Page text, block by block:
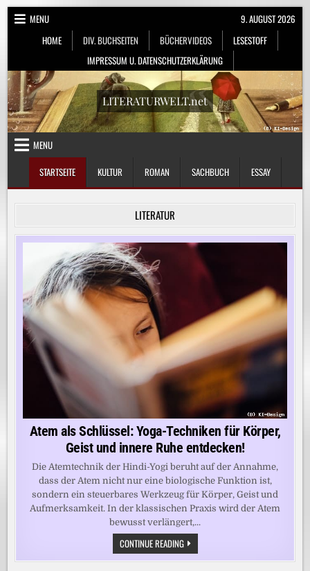
Skip
MENU
HOME
DIV. BUCHSEITEN BÜCHERVIDEOS
LESESTOFF
IMPRESSUM U. DATENSCHUTZERKLÄRUNG
9. AUGUST 2026
LITERATURWELT.net
MENU
STARTSEITE
KULTUR ROMAN SACHBUCH ESSAY
LITERATUR
Atem als Schlüssel: Yoga-Techniken für Körper,
Geist und innere Ruhe entdecken!
Die Atemtechnik der Hindi-Yogi beruht auf der Annahme,
dass der Atem nicht nur eine biologische Funktion ist,
sondern ein steuerbares Werkzeug für Körper, Geist und
Aufmerksamkeit. In der klassischen Praxis wird der Atem
bewusst verlängert,...
CONTINUE READINGATEM
ALS
SCHLÜSSEL: